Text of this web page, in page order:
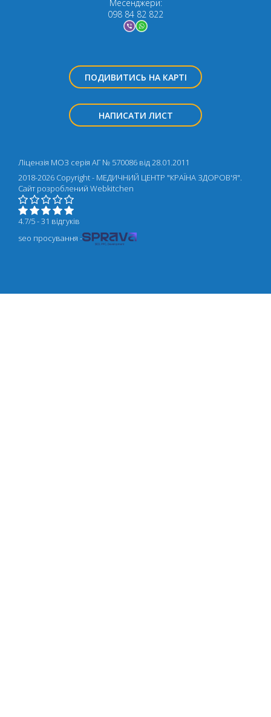
Месенджери:
098 84 82 822
ПОДИВИТИСЬ НА КАРТІ
НАПИСАТИ ЛИСТ
Ліцензія МОЗ серія АГ № 570086 від 28.01.2011
2018-2026 Copyright - МЕДИЧНИЙ ЦЕНТР "КРАЇНА ЗДОРОВ'Я".
Cайт розроблений Webkitchen
4.7/5 - 31 відгуків
seo просування -